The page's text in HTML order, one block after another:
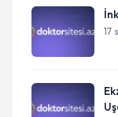
17